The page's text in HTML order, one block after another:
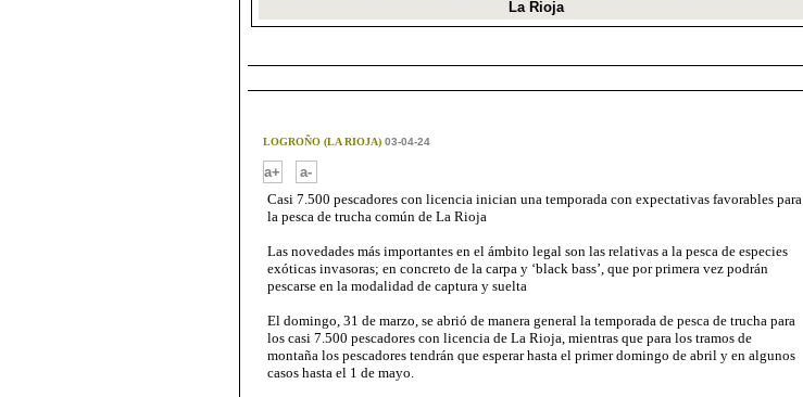
LOGROÑO (LA RIOJA)03-04-24
a+
a-
Casi 7.500 pescadores con licencia inician una temporada con expectativas favorables para
la pesca de trucha común de La Rioja
Las novedades más importantes en el ámbito legal son las relativas a la pesca de especies
exóticas invasoras; en concreto de la carpa y ‘black bass’, que por primera vez podrán
pescarse en la modalidad de captura y suelta
El domingo, 31 de marzo, se abrió de manera general la temporada de pesca de trucha para
los casi 7.500 pescadores con licencia de La Rioja, mientras que para los tramos de
montaña los pescadores tendrán que esperar hasta el primer domingo de abril y en algunos
casos hasta el 1 de mayo.